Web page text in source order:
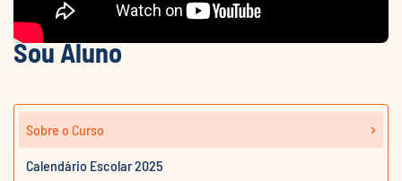
Sou Aluno
Sobre o Curso
Calendário Escolar 2025